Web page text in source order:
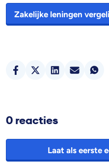
Zakelijke leningen
0 reacties
Laat als eerste